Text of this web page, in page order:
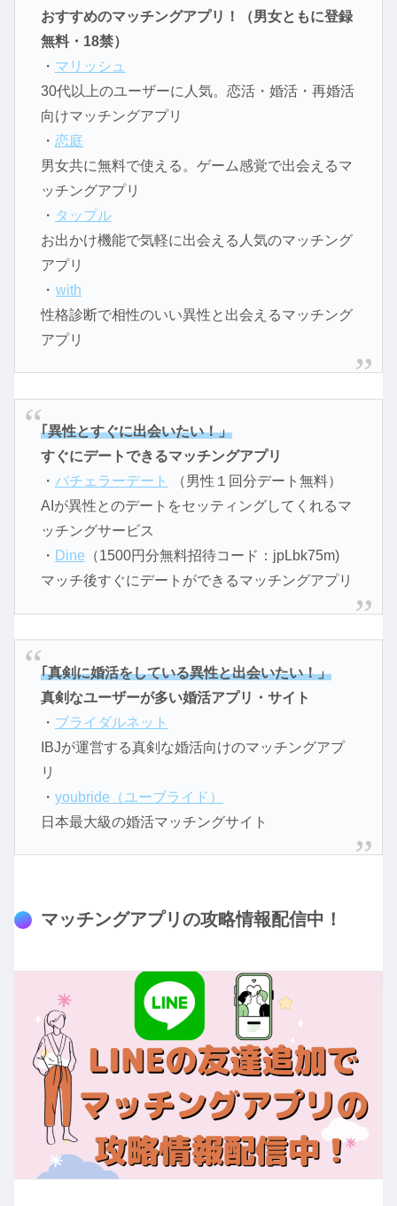
おすすめのマッチングアプリ！（男女ともに登録
無料・18禁）
・ マリッシュ
30代以上のユーザーに人気。恋活・婚活・再婚活
向けマッチングアプリ
・ 恋庭
男女共に無料で使える。ゲーム感覚で出会えるマ
ッチングアプリ
・ タップル
お出かけ機能で気軽に出会える人気のマッチング
アプリ
・ with
性格診断で相性のいい異性と出会えるマッチング
アプリ
｢異性とすぐに出会いたい！」
すぐにデートできるマッチングアプリ
・ バチェラーデート
（男性１回分デート無料）
AIが異性とのデートをセッティングしてくれるマ
ッチングサービス
・ Dine （1500円分無料招待コード：jpLbk75m)
マッチ後すぐにデートができるマッチングアプリ
｢真剣に婚活をしている異性と出会いたい！」
真剣なユーザーが多い婚活アプリ・サイト
・ ブライダルネット
IBJが運営する真剣な婚活向けのマッチングアプ
リ
・ youbride（ユーブライド）
日本最大級の婚活マッチングサイト
マッチングアプリの攻略情報配信中！